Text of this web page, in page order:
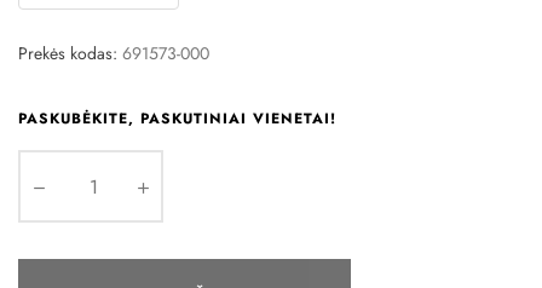
Prekės kodas: 691573-000
PASKUBĖKITE, PASKUTINIAI VIENETAI!